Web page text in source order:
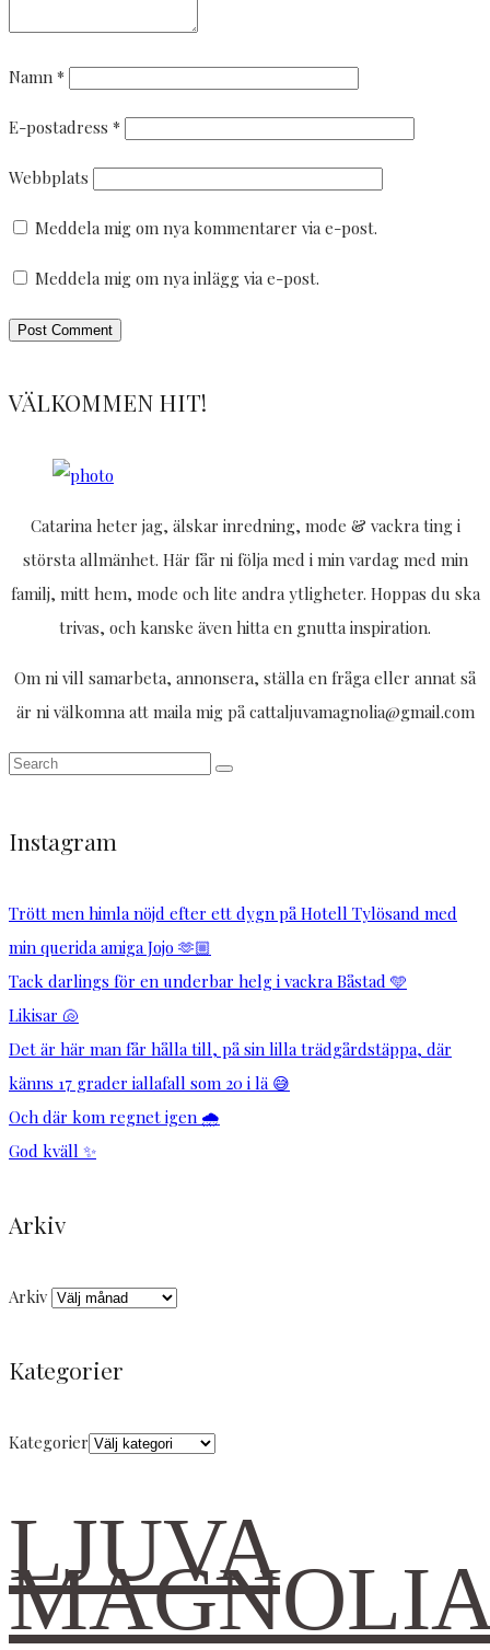
Namn *
E-postadress *
Webbplats
Meddela mig om nya kommentarer via e-post.
Meddela mig om nya inlägg via e-post.
VÄLKOMMEN HIT!
Catarina heter jag, älskar inredning, mode & vackra ting i
största allmänhet. Här får ni följa med i min vardag med min
familj, mitt hem, mode och lite andra ytligheter. Hoppas du ska
trivas, och kanske även hitta en gnutta inspiration.
Om ni vill samarbeta, annonsera, ställa en fråga eller annat så
är ni välkomna att maila mig på cattaljuvamagnolia@gmail.com
Instagram
Trött men himla nöjd efter ett dygn på Hotell Tylösand med
min querida amiga Jojo 🫶🏼
Tack darlings för en underbar helg i vackra Båstad 🩵
Likisar 🐚
Det är här man får hålla till, på sin lilla trädgårdstäppa, där
känns 17 grader iallafall som 20 i lä 😅
Och där kom regnet igen 🌧️
God kväll ✨
Arkiv
Arkiv
Kategorier
Kategorier
LJUVA